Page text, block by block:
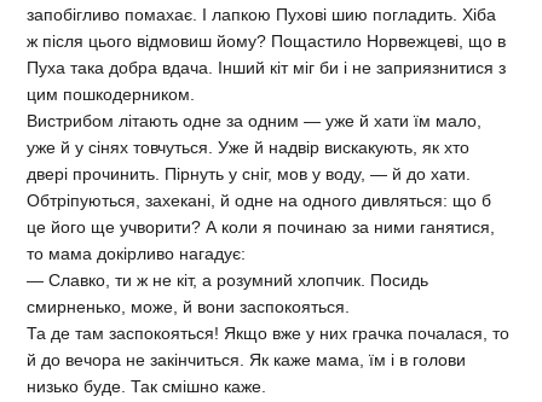
запобігливо помахає. І лапкою Пухові шию погладить. Хіба
ж після цього відмовиш йому? Пощастило Норвежцеві, що в
Пуха така добра вдача. Інший кіт міг би і не заприязнитися з
цим пошкодерником.
Вистрибом літають одне за одним — уже й хати їм мало,
уже й у сінях товчуться. Уже й надвір вискакують, як хто
двері прочинить. Пірнуть у сніг, мов у воду, — й до хати.
Обтріпуються, захекані, й одне на одного дивляться: що б
це його ще учворити? А коли я починаю за ними ганятися,
то мама докірливо нагадує:
— Славко, ти ж не кіт, а розумний хлопчик. Посидь
смирненько, може, й вони заспокояться.
Та де там заспокояться! Якщо вже у них грачка почалася, то
й до вечора не закінчиться. Як каже мама, їм і в голови
низько буде. Так смішно каже.